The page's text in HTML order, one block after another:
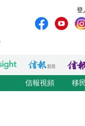
登
信報視頻 移